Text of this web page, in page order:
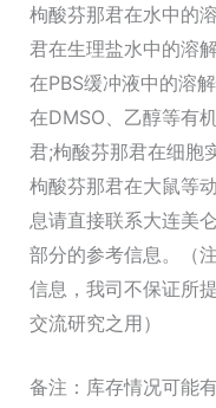
枸酸芬那君在水中的
君在生理盐水中的溶
在PBS缓冲液中的溶
在DMSO、乙醇等有
君;枸酸芬那君在细胞
枸酸芬那君在大鼠等
息请直接联系大连美
部分的参考信息。（
信息，我司不保证所
交流研究之用）
备注：库存情况可能